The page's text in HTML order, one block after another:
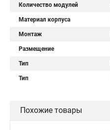
Количество модулей
Материал корпуса
Монтаж
Размещение
Тип
Тип
Похожие товары